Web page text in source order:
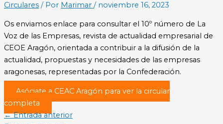
Circulares / Por Marimar / noviembre 16, 2023
Os enviamos enlace para consultar el 10º número de La
Voz de las Empresas, revista de actualidad empresarial de
CEOE Aragón, orientada a contribuir a la difusión de la
actualidad, propuestas y necesidades de las empresas
aragonesas, representadas por la Confederación.
Asóciate a CEAC Aragón para ver la circular
completa
←Entrada anterior